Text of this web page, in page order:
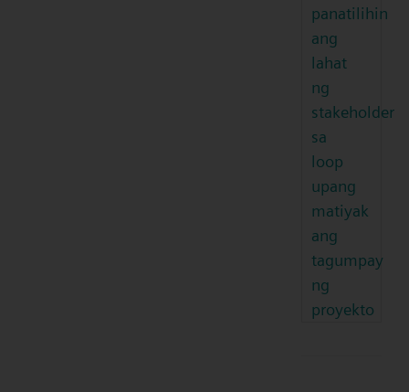
panatilihin
ang
lahat
ng
stakeholder
sa
loop
upang
matiyak
ang
tagumpay
ng
proyekto